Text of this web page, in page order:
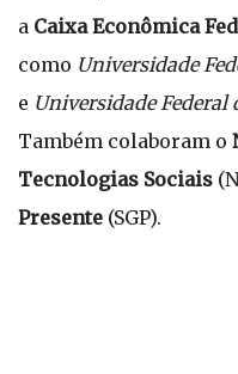
a Caixa Econômica
como Universidade
e Universidade Federal
Também colaboram o
Tecnologias Sociais
Presente (SGP).